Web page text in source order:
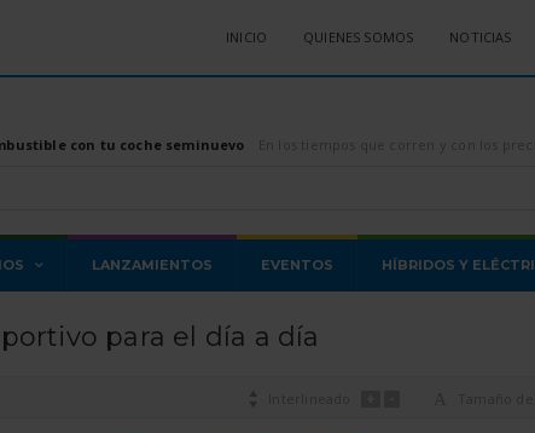
INICIO QUIENES SOMOS NOTICIAS
con tu coche seminuevo En los tiempos que corren y con los precios de los combustibles, tanto diésel como
LANZAMIENTOS EVENTOS HÍBRIDOS Y
para el día a día